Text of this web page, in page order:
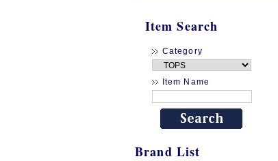
Item Search
Category
Item Name
Brand List